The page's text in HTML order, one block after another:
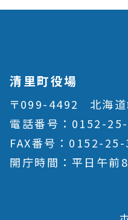
清里町役場
〒099-4492
北海
電話番号
0152-
FAX番号
0152-25-
開庁時間
平日午前